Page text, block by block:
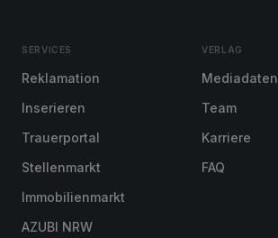
SERVICES
Reklamation
Inserieren
Trauerportal
Stellenmarkt
Immobilienmarkt
AZUBI NRW
VERLAG
Mediadaten
Team
Karriere
FAQ